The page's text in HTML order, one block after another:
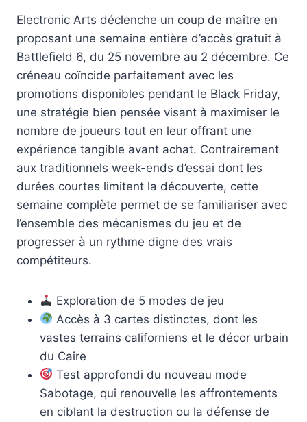
Electronic Arts déclenche un coup de maître en
proposant une semaine entière d’accès gratuit à
Battlefield 6, du 25 novembre au 2 décembre. Ce
créneau coïncide parfaitement avec les
promotions disponibles pendant le Black Friday,
une stratégie bien pensée visant à maximiser le
nombre de joueurs tout en leur offrant une
expérience tangible avant achat. Contrairement
aux traditionnels week-ends d’essai dont les
durées courtes limitent la découverte, cette
semaine complète permet de se familiariser avec
l’ensemble des mécanismes du jeu et de
progresser à un rythme digne des vrais
compétiteurs.
Exploration de 5 modes de jeu
Accès à 3 cartes distinctes, dont les
vastes terrains californiens et le décor urbain
du Caire
Test approfondi du nouveau mode
Sabotage, qui renouvelle les affrontements
en ciblant la destruction ou la défense de